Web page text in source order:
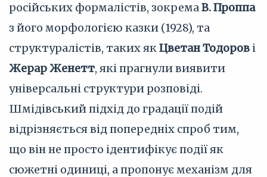
російських формалістів, зокремаВ. Проппа
з його морфологією казки (1928), та
структуралістів, таких якЦветан Тодоров і
Жерар Женетт, які прагнули виявити
універсальні структури розповіді.
Шмідівський підхід до градації подій
відрізняється від попередніх спроб тим,
що він не просто ідентифікує події як
сюжетні одиниці, а пропонує механізм для